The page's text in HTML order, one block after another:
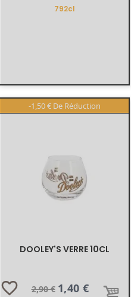
792cl
-1,50 €
DOOLEY'S VERRE 10CL
favorite_border
Prix
2,90 € Prix
1,40 €